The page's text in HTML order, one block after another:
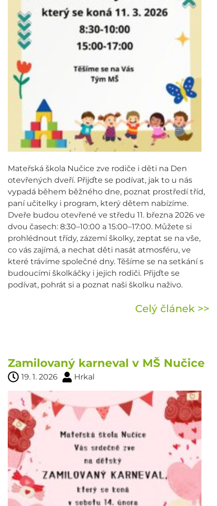
Mateřská škola Nučice zve rodiče i děti na Den
otevřených dveří. Přijďte se podívat, jak to u nás
vypadá během běžného dne, poznat prostředí tříd,
paní učitelky i program, který dětem nabízíme.
Dveře budou otevřené ve středu 11. března 2026 ve
dvou časech: 8:30–10:00 a 15:00–17:00. Můžete si
prohlédnout třídy, zázemí školky, zeptat se na vše,
co vás zajímá, a nechat děti nasát atmosféru, ve
které trávíme společné dny. Těšíme se na setkání s
budoucími školkáčky i jejich rodiči. Přijďte se
podívat, pohrát si a poznat naši školku naživo.
Celý článek >>
Zamilovaný karneval v MŠ Nučice
19. 1. 2026 Hrkal